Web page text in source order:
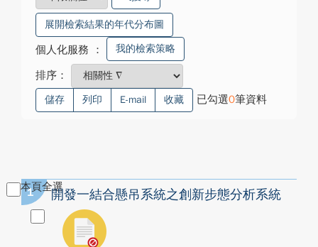
展開檢索結果的年代分布圖
個人化服務 ： 我的檢索策略
排序：
儲存 列印 E-mail 收藏 已勾選0筆資料
本頁全選
1 開發一結合懸吊系統之創新步態分析系統